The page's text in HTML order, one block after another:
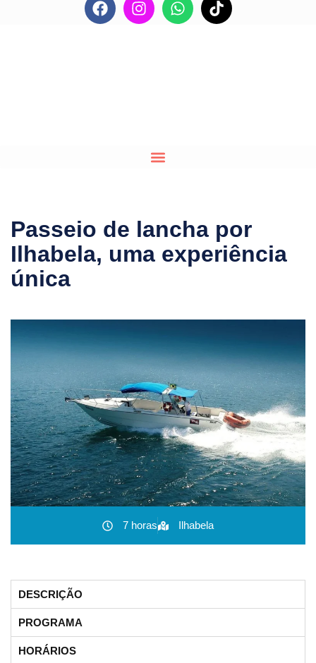
Passeio de lancha por
Ilhabela, uma experiência
única
7 horas Ilhabela
DESCRIÇÃO
PROGRAMA
HORÁRIOS